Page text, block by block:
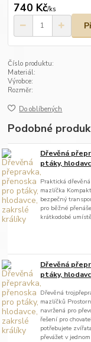
740 Kč/ks
Číslo produktu:
Materiál:
Výrobce:
Rozměr:
Do oblíbených
Podobné
Dřevěná
ptáky,
Praktická
mazlíčka
bezpečný
pro běžné
krátkodobé
Dřevěná
ptáky,
Dřevěná
mazlíčků
navržená pro
řešení pro
potřebujete
převážet v